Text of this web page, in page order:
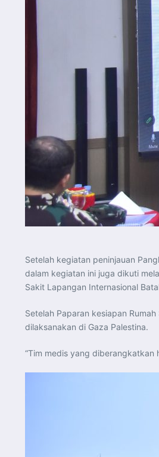
Setelah kegiatan peninjauan
dalam kegiatan ini juga dikuti
Sakit Lapangan Internasional
Setelah Paparan kesiapan
dilaksanakan di Gaza Palestina.
“Tim medis yang diberangkatkan